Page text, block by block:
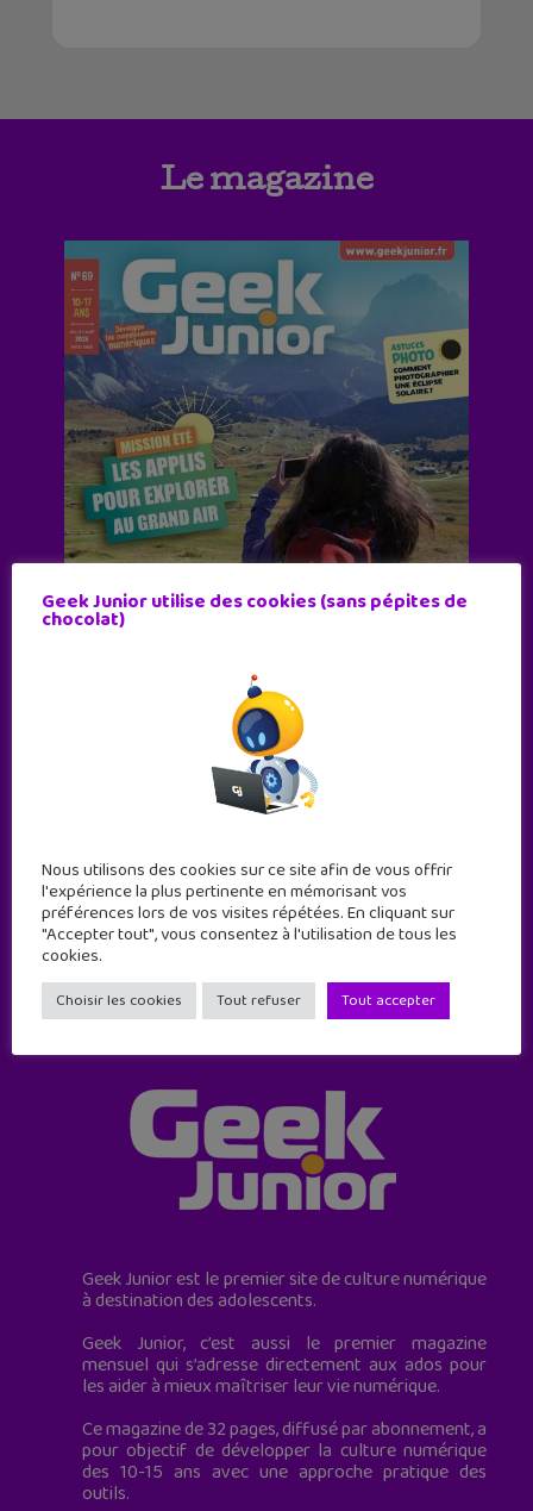
Le magazine
11 numéros par an
JE M'ABONNE !
Geek Junior est le premier site de culture numérique
à destination des adolescents.
Geek Junior, c’est aussi le premier magazine
mensuel qui s’adresse directement aux ados pour
les aider à mieux maîtriser leur vie numérique.
Ce magazine de 32 pages, diffusé par abonnement, a
pour objectif de développer la culture numérique
des 10-15 ans avec une approche pratique des
outils.
Geek Junior utilise des cookies (sans pépites de
chocolat)
Nous utilisons des cookies sur ce site afin de vous offrir
l'expérience la plus pertinente en mémorisant vos
préférences lors de vos visites répétées. En cliquant sur
"Accepter tout", vous consentez à l'utilisation de tous les
cookies.
Choisir les cookies Tout refuser Tout accepter